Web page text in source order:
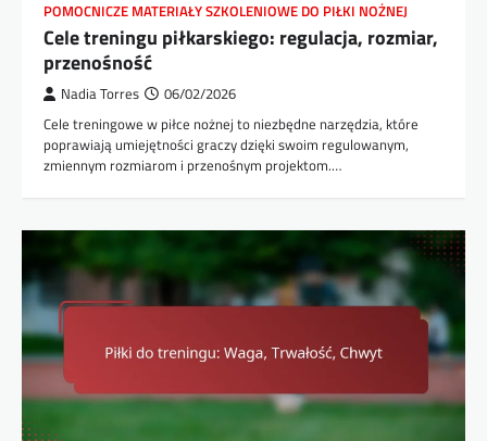
POMOCNICZE MATERIAŁY SZKOLENIOWE DO PIŁKI NOŻNEJ
Cele treningu piłkarskiego: regulacja, rozmiar,
przenośność
Nadia Torres 06/02/2026
Cele treningowe w piłce nożnej to niezbędne narzędzia, które
poprawiają umiejętności graczy dzięki swoim regulowanym,
zmiennym rozmiarom i przenośnym projektom.…